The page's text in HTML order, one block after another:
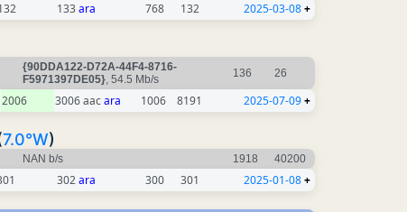
133ara 768 132 2025-03-08+
{90DDA122-D72A-44F4-8716-
F5971397DE05}, 54.5 Mb/s 136 26
2006 3006 aacara 1006 8191 2025-07-09+
7.0°W)
NAN b/s 1918 40200
302ara 300 301 2025-01-08+